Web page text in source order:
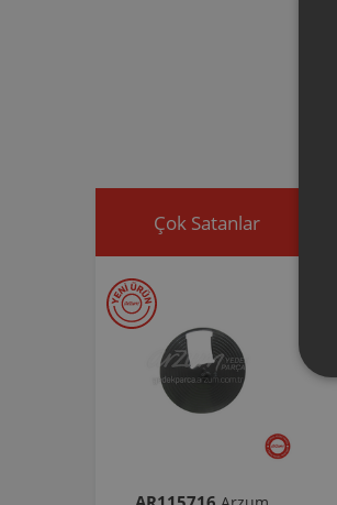
Çok Satanlar